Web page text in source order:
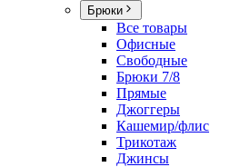
Брюки
Все товары
Офисные
Свободные
Брюки 7/8
Прямые
Джоггеры
Кашемир/флис
Трикотаж
Джинсы